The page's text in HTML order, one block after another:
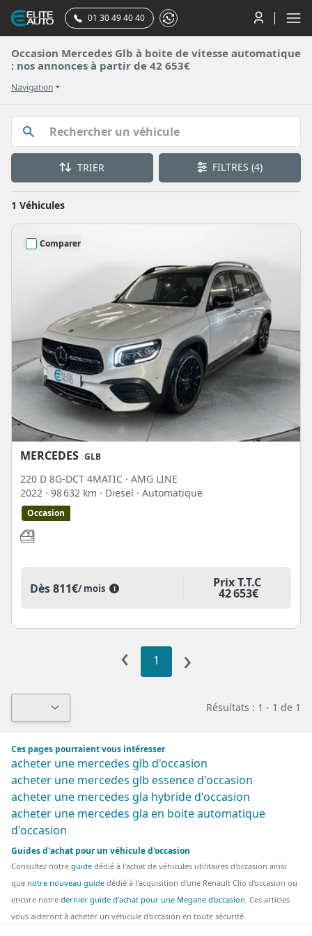
01 30 49 40 40
Occasion Mercedes Glb à boite de vitesse automatique
: nos annonces à partir de 42 653€
Navigation
TRIER FILTRES(4)
1 Véhicules
Comparer
MERCEDES GLB
220 D 8G-DCT 4MATIC · AMG LINE
2022 · 98 632 km · Diesel · Automatique
Occasion
Dès811€/ mois i Prix T.T.C
42 653€
‹ 1 ›
Résultats : 1 - 1 de 1
Ces pages pourraient vous intéresser
acheter une mercedes glb d'occasion
acheter une mercedes glb essence d'occasion
acheter une mercedes gla hybride d'occasion
acheter une mercedes gla en boite automatique
d'occasion
Guides d'achat pour un véhicule d'occasion
Consultez notre guide dédié à l'achat de véhicules utilitaires d'occasion ainsi
que notre nouveau guide dédié à l'acquisition d'une Renault Clio d'occasion ou
encore notre dernier guide d'achat pour une Megane d'occasion. Ces articles
vous aideront à acheter un véhicule d'occasion en toute sécurité.